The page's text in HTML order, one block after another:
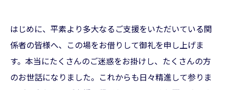
はじめに、平素より多大なるご支援をいただいている関
係者の皆様へ、この場をお借りして御礼を申し上げま
す。本当にたくさんのご迷惑をお掛けし、たくさんの方
のお世話になりました。これからも日々精進して参りま